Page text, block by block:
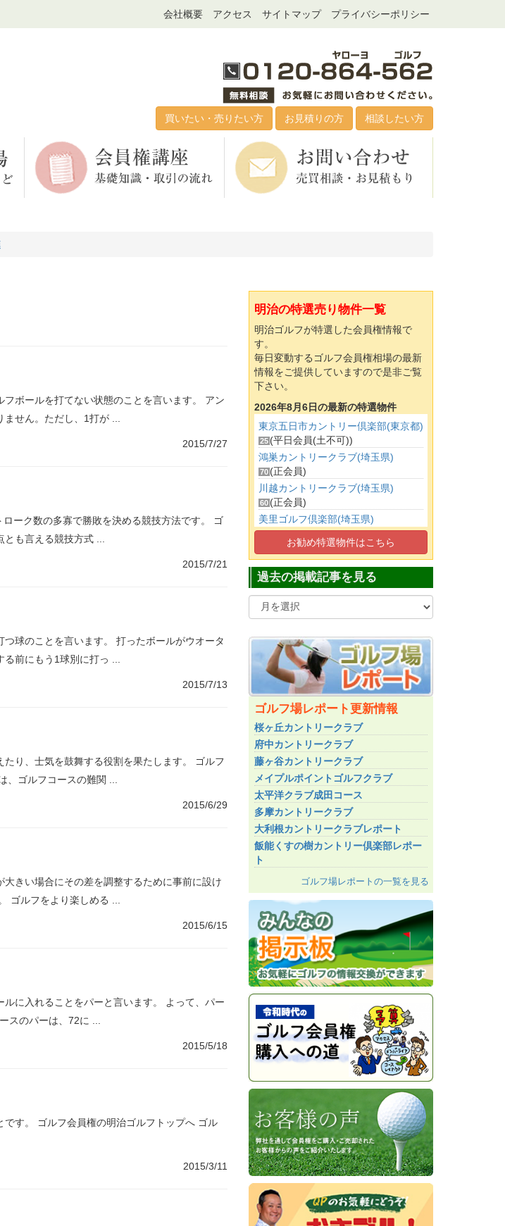
会社概要 アクセス サイトマップ プライバシーポリシー
買いたい・売りたい方 お見積りの方 相談したい方
ボールを打てない状態のことを言います。 アン
ません。ただし、1打が ...
2015/7/27
ーク数の多寡で勝敗を決める競技方法です。 ゴ
とも言える競技方式 ...
2015/7/21
球のことを言います。 打ったボールがウオータ
る前にもう1球別に打っ ...
2015/7/13
り、士気を鼓舞する役割を果たします。 ゴルフ
、ゴルフコースの難関 ...
2015/6/29
きい場合にその差を調整するために事前に設け
ゴルフをより楽しめる ...
2015/6/15
に入れることをパーと言います。 よって、パー
スのパーは、72に ...
2015/5/18
す。 ゴルフ会員権の明治ゴルフトップへ ゴル
2015/3/11
明治の特選売り物件一覧
明治ゴルフが特選した会員権情報で
す。
毎日変動するゴルフ会員権相場の最新
情報をご提供していますので是非ご覧
下さい。
2026年8月6日の最新の特選物件
東京五日市カントリー倶楽部(東京都)
25(平日会員(土不可))
鴻巣カントリークラブ(埼玉県)
70(正会員)
川越カントリークラブ(埼玉県)
60(正会員)
美里ゴルフ倶楽部(埼玉県)
(特別平日会員)
立川国際カントリー倶楽部(東京都)
お勧め特選物件はこちら
過去の掲載記事を見る
ゴルフ場レポート更新情報
桜ヶ丘カントリークラブ
府中カントリークラブ
藤ヶ谷カントリークラブ
メイプルポイントゴルフクラブ
太平洋クラブ成田コース
多摩カントリークラブ
大利根カントリークラブレポート
飯能くすの樹カントリー倶楽部レポー
ト
ゴルフ場レポートの一覧を見る